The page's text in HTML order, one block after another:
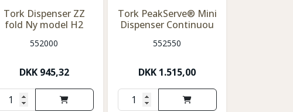
Tork Dispenser ZZ
fold Ny model H2
552000
DKK 945,32
Tork PeakServe® Mini
Dispenser Continuou
552550
DKK 1.515,00